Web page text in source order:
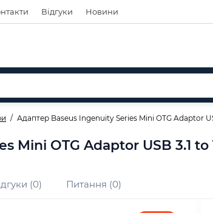
Відгуки Новини
Адаптер Baseus Ingenuity Series Mini OTG Adaptor
Mini OTG Adaptor USB 3.1
(0) Питання (0)